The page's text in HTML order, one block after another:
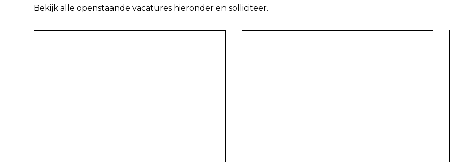
Bekijk alle openstaande vacatures hieronder en solliciteer.